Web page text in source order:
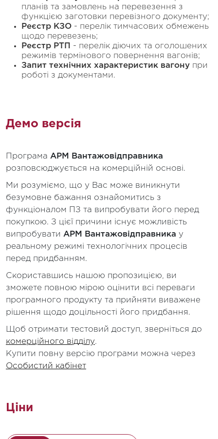
планів та замовлень на перевезення з
функцією заготовки перевізного документу;
Реєстр КЗО - перелік тимчасових обмежень
щодо перевезень;
Реєстр РТП - перелік діючих та оголошених
режимів термінового повернення вагонів;
Запит технічних характеристик вагону при
роботі з документами.
Демо версія
Програма АРМ Вантажовідправника
розповсюджується на комерційній основі.
Ми розуміємо, що у Вас може виникнути
безумовне бажання ознайомитись з
функціоналом ПЗ та випробувати його перед
покупкою. З цієї причини існує можливість
випробувати АРМ Вантажовідправника у
реальному режимі технологічних процесів
перед придбанням.
Скориставшись нашою пропозицією, ви
зможете повною мірою оцінити всі переваги
програмного продукту та прийняти виважене
рішення щодо доцільності його придбання.
Щоб отримати тестовий доступ, зверніться до
комерційного відділу.
Купити повну версію програми можна через
Особистий кабінет
Ціни